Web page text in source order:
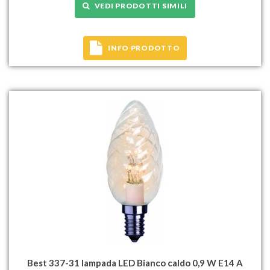
VEDI PRODOTTI SIMILI
INFO PRODOTTO
Best 337-31 lampada LED Bianco caldo 0,9 W E14 A